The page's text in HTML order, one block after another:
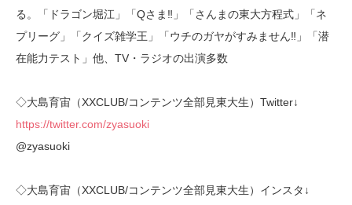
る。「ドラゴン堀江」「Qさま‼︎」「さんまの東大方程式」「ネ
プリーグ」「クイズ雑学王」「ウチのガヤがすみません‼︎」「潜
在能力テスト」他、TV・ラジオの出演多数
◇大島育宙（XXCLUB/コンテンツ全部見東大生）Twitter↓
https://twitter.com/zyasuoki
@zyasuoki
◇大島育宙（XXCLUB/コンテンツ全部見東大生）インスタ↓